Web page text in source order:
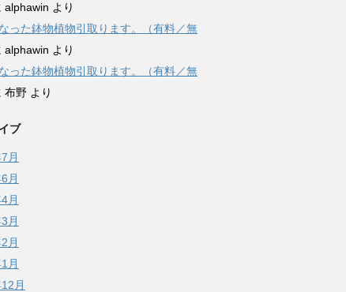
alphawin より
った鉢物植物引取ります。（有料／無
alphawin より
った鉢物植物引取ります。（有料／無
布野 より
ブ
月
月
月
月
月
月
月